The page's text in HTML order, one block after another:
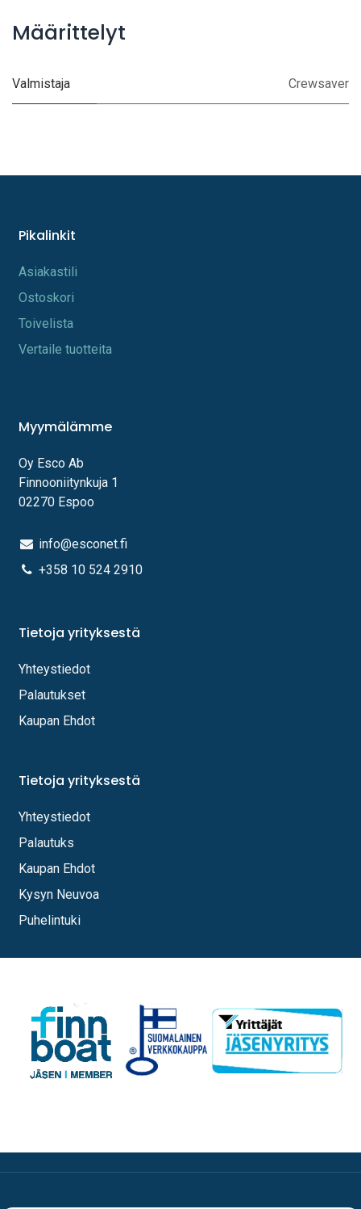
Määrittelyt
Valmistaja Crewsaver
Pikalinkit
A​s​iakastili
Os​toskori
Toi​velista
Vertaile tuotteita
Myymälämme
Oy Esco Ab
Finnooniitynkuja 1
02270 Espoo
info@esconet.fi
+358 10 524 2910
Tietoja yrityksestä
Yhteystiedot
Palautukset
Kaupan Ehdot
Tietoja yrityksestä
Yhteystiedot
Palautuks
Kaupan Ehdot
Kysyn Neuvoa
Puhelintuki